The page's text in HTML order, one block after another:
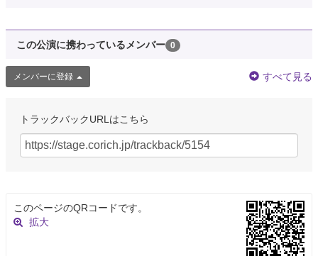
この公演に携わっているメンバー 0
メンバーに登録 すべて見る
トラックバックURLはこちら
このページのQRコードです。
拡大